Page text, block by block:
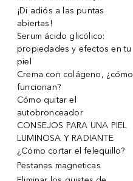
¡Di adiós a las puntas
abiertas!
Serum ácido glicólico:
propiedades y efectos en tu
piel
Crema con colágeno, ¿cómo
funcionan?
Cómo quitar el
autobronceador
CONSEJOS PARA UNA PIEL
LUMINOSA Y RADIANTE
¿Cómo cortar el felequillo?
Pestanas magneticas